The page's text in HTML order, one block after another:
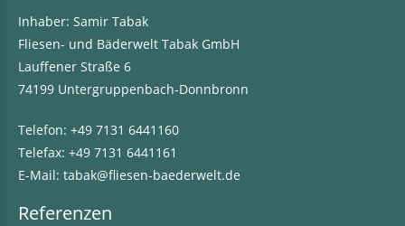
Inhaber: Samir Tabak
Fliesen- und Bäderwelt Tabak GmbH
Lauffener Straße 6
74199 Untergruppenbach-Donnbronn
Telefon: +49 7131 6441160
Telefax: +49 7131 6441161
E-Mail: tabak@fliesen-baederwelt.de
Referenzen